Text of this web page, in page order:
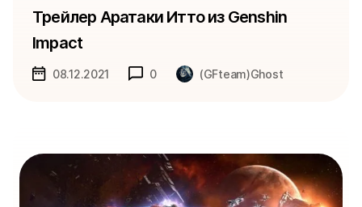
Трейлер Аратаки Итто из Genshin
Impact
08.12.2021 0 (GFteam)Ghost